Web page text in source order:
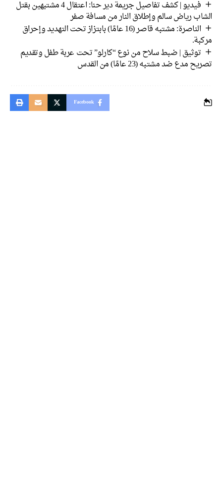
فيديو | كشف تفاصيل جريمة دير حنا: اعتقال 4 مشتبهين بقتل
الشاب رياض سالم وإطلاق النار من مسافة صفر
الناصرة: مشتبه قاصر (16 عامًا) بابتزاز تحت التهديد وإحراق
مركبة.
توثيق | ضبط سلاح من نوع “كارلو” تحت عربة طفل وتقديم
تصريح مدع ضد مشتبه (23 عامًا) من القدس
Facebook